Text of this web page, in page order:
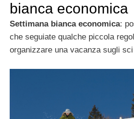
bianca economica
Settimana bianca economica:
che seguiate qualche piccola
organizzare una vacanza sugli